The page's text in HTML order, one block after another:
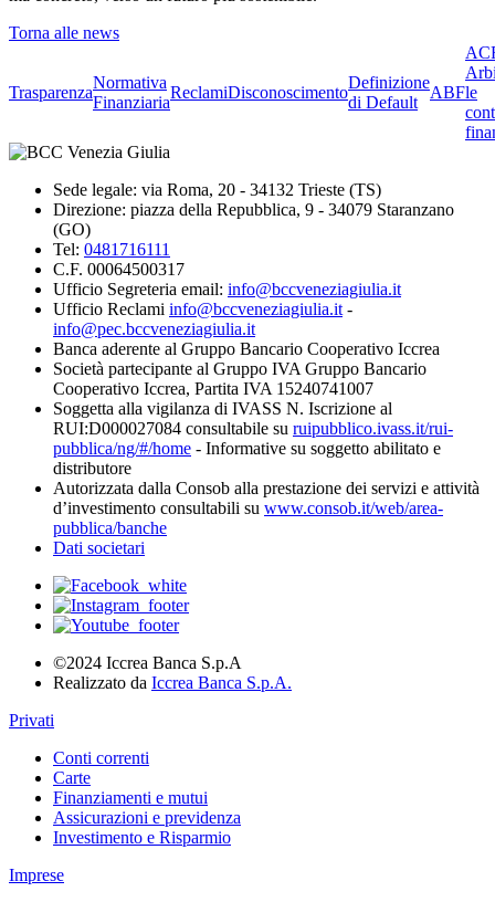
Torna alle news
Trasparenza
Normativa
Finanziaria
ReclamiDisconoscimento
Definizione
di Default
ABFle
Sede legale: via Roma, 20 - 34132 Trieste (TS)
Direzione: piazza della Repubblica, 9 - 34079 Staranzano
(GO)
Tel: 0481716111
C.F. 00064500317
Ufficio Segreteria email: info@bccveneziagiulia.it
Ufficio Reclami info@bccveneziagiulia.it -
info@pec.bccveneziagiulia.it
Banca aderente al Gruppo Bancario Cooperativo Iccrea
Società partecipante al Gruppo IVA Gruppo Bancario
Cooperativo Iccrea, Partita IVA 15240741007
Soggetta alla vigilanza di IVASS N. Iscrizione al
RUI:D000027084 consultabile su ruipubblico.ivass.it/rui-
pubblica/ng/#/home - Informative su soggetto abilitato e
distributore
Autorizzata dalla Consob alla prestazione dei servizi e attività
d’investimento consultabili su www.consob.it/web/area-
pubblica/banche
Dati societari
©2024 Iccrea Banca S.p.A
Realizzato da Iccrea Banca S.p.A.
Privati
Conti correnti
Carte
Finanziamenti e mutui
Assicurazioni e previdenza
Investimento e Risparmio
Imprese